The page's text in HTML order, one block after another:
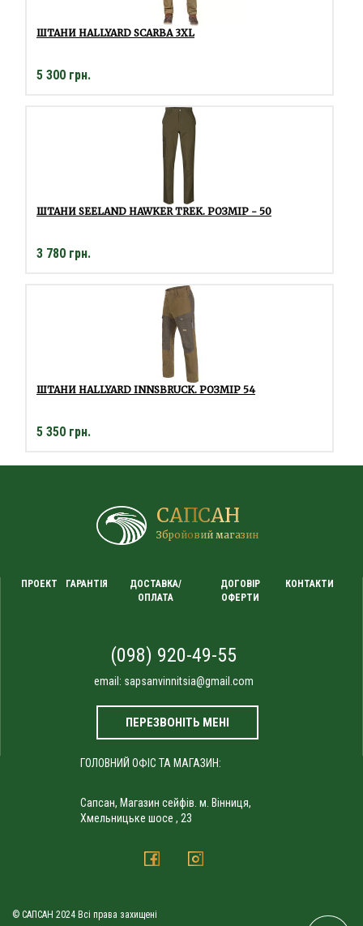
ШТАНИ HALLYARD SCARBA 3XL
5 300 грн.
ШТАНИ SEELAND HAWKER TREK. РОЗМІР - 50
3 780 грн.
ШТАНИ HALLYARD INNSBRUCK. РОЗМІР 54
5 350 грн.
САПСАН
Збройовий магазин
ПРОЕКТ ГАРАНТІЯ
ДОСТАВКА/
ОПЛАТА
ДОГОВІР
ОФЕРТИ
КОНТАКТИ
(098) 920-49-55
email: sapsanvinnitsia@gmail.com
ПЕРЕЗВОНІТЬ МЕНІ
ГОЛОВНИЙ ОФІС ТА МАГАЗИН:
Сапсан, Магазин сейфів. м. Вінниця,
Хмельницьке шосе , 23
© САПСАН 2024 Всі права захищені